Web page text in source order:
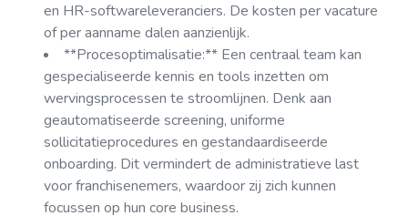
en HR-softwareleveranciers. De kosten per vacature
of per aanname dalen aanzienlijk.
**Procesoptimalisatie:** Een centraal team kan
gespecialiseerde kennis en tools inzetten om
wervingsprocessen te stroomlijnen. Denk aan
geautomatiseerde screening, uniforme
sollicitatieprocedures en gestandaardiseerde
onboarding. Dit vermindert de administratieve last
voor franchisenemers, waardoor zij zich kunnen
focussen op hun core business.